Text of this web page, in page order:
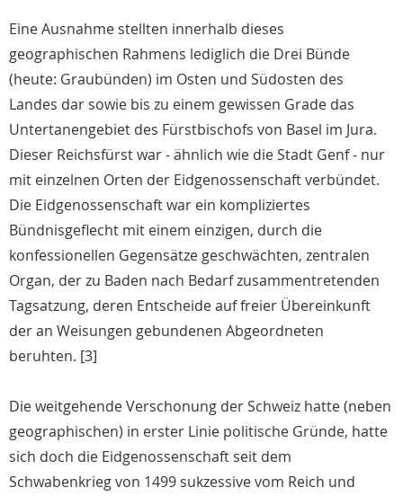
Eine Ausnahme stellten innerhalb dieses
geographischen Rahmens lediglich die Drei Bünde
(heute: Graubünden) im Osten und Südosten des
Landes dar sowie bis zu einem gewissen Grade das
Untertanengebiet des Fürstbischofs von Basel im Jura.
Dieser Reichsfürst war - ähnlich wie die Stadt Genf - nur
mit einzelnen Orten der Eidgenossenschaft verbündet.
Die Eidgenossenschaft war ein kompliziertes
Bündnisgeflecht mit einem einzigen, durch die
konfessionellen Gegensätze geschwächten, zentralen
Organ, der zu Baden nach Bedarf zusammentretenden
Tagsatzung, deren Entscheide auf freier Übereinkunft
der an Weisungen gebundenen Abgeordneten
beruhten. [3]
Die weitgehende Verschonung der Schweiz hatte (neben
geographischen) in erster Linie politische Gründe, hatte
sich doch die Eidgenossenschaft seit dem
Schwabenkrieg von 1499 sukzessive vom Reich und